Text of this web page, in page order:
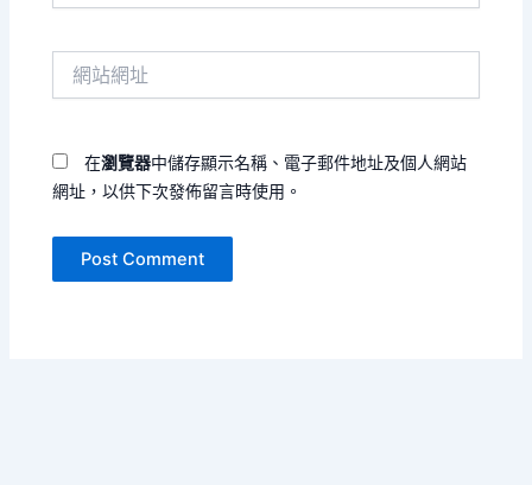
在瀏覽器中儲存顯示名稱、電子郵件地址及個人網站
網址，以供下次發佈留言時使用。